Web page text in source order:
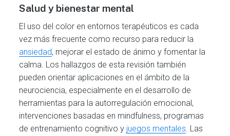
Salud y bienestar mental
El uso del color en entornos terapéuticos es cada
vez más frecuente como recurso para reducir la
ansiedad, mejorar el estado de ánimo y fomentar la
calma. Los hallazgos de esta revisión también
pueden orientar aplicaciones en el ámbito de la
neurociencia, especialmente en el desarrollo de
herramientas para la autorregulación emocional,
intervenciones basadas en mindfulness, programas
de entrenamiento cognitivo y juegos mentales. Las